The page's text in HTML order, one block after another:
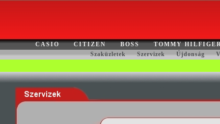
CASIO CITIZEN BOSS
TOMMY
Szaküzletek
Szervizek Újdonság